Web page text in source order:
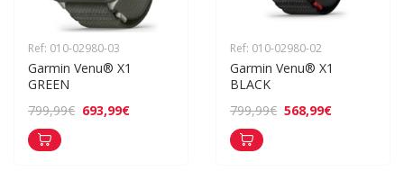
Ref: 010-02980-03
Garmin Venu® X1
GREEN
799,99€ 693,99€
Ref: 010-02980-02
Garmin Venu® X1
BLACK
799,99€ 568,99€